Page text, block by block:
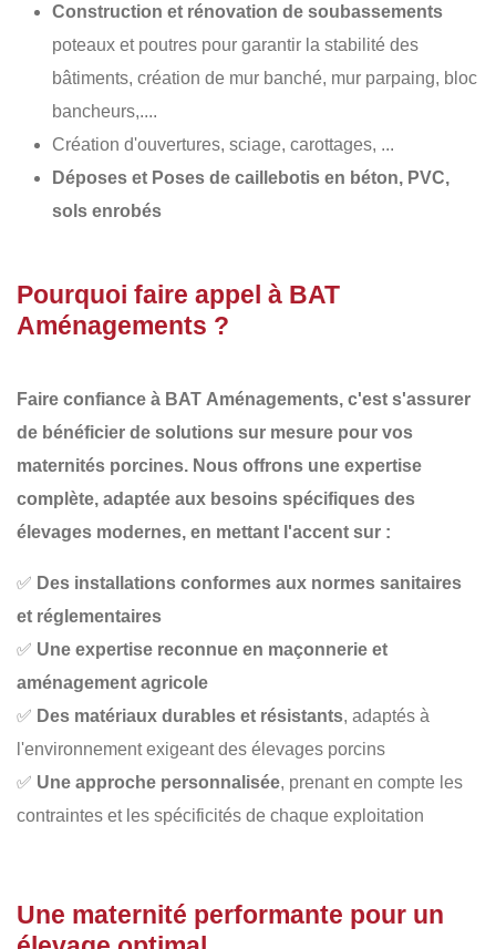
Construction et rénovation de soubassements
poteaux et poutres pour garantir la stabilité des
bâtiments, création de mur banché, mur parpaing, bloc
bancheurs,....
Création d'ouvertures, sciage, carottages, ...
Déposes et Poses de caillebotis en béton, PVC,
sols enrobés
Pourquoi faire appel à BAT
Aménagements ?
Faire confiance à BAT Aménagements, c'est s'assurer
de bénéficier de solutions sur mesure pour vos
maternités porcines. Nous offrons une expertise
complète, adaptée aux besoins spécifiques des
élevages modernes, en mettant l'accent sur :
✅ Des installations conformes aux normes sanitaires
et réglementaires
✅ Une expertise reconnue en maçonnerie et
aménagement agricole
✅ Des matériaux durables et résistants, adaptés à
l'environnement exigeant des élevages porcins
✅ Une approche personnalisée, prenant en compte les
contraintes et les spécificités de chaque exploitation
Une maternité performante pour un